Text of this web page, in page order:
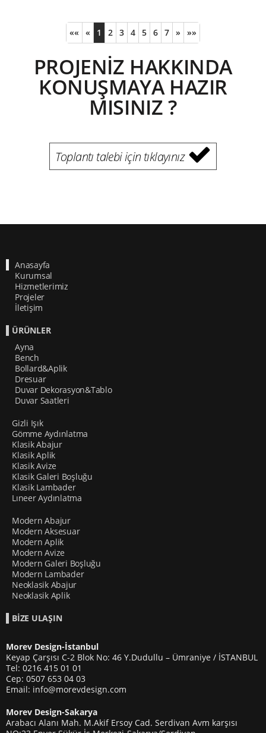
«« « 1 2 3 4 5 6 7 » »»
PROJENİZ HAKKINDA
KONUŞMAYA HAZIR
MISINIZ ?
Toplantı talebi için tıklayınız
Anasayfa
Kurumsal
Hizmetlerimiz
Projeler
İletişim
ÜRÜNLER
Ayna
Bench
Bollard&Aplik
Dresuar
Duvar Dekorasyon&Tablo
Duvar Saatleri
Gizli Işık
Gömme Aydınlatma
Klasik Abajur
Klasik Aplik
Klasik Avize
Klasik Galeri Boşluğu
Klasik Lambader
Lıneer Aydınlatma
Modern Abajur
Modern Aksesuar
Modern Aplik
Modern Avize
Modern Galeri Boşluğu
Modern Lambader
Neoklasik Abajur
Neoklasik Aplik
BİZE ULAŞIN
Morev Design-İstanbul
Keyap Çarşısı C-2 Blok No: 46 Y.Dudullu – Ümraniye / İSTANBUL
Tel: 0216 415 01 01
Cep: 0507 653 04 03
Email: info@morevdesign.com
Morev Design-Sakarya
Arabacı Alanı Mah. M.Akif Ersoy Cad. Serdivan Avm karşısı